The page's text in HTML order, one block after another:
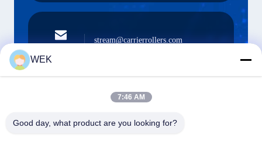
stream@carrierrollers.com
WEK
7:46 AM
Good day, what product are you looking for?